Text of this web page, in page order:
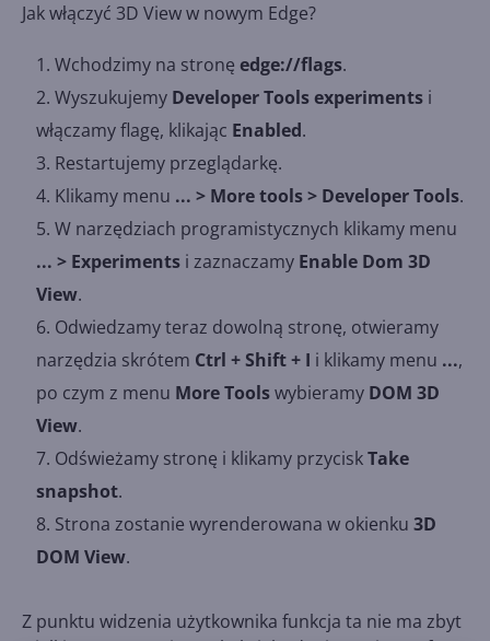
Jak włączyć 3D View w nowym Edge?
Wchodzimy na stronę edge://flags.
Wyszukujemy Developer Tools experiments i
włączamy flagę, klikając Enabled.
Restartujemy przeglądarkę.
Klikamy menu ... > More tools > Developer Tools.
W narzędziach programistycznych klikamy menu
... > Experiments i zaznaczamy Enable Dom 3D
View.
Odwiedzamy teraz dowolną stronę, otwieramy
narzędzia skrótem Ctrl + Shift + I i klikamy menu ...,
po czym z menu More Toolswybieramy DOM 3D
View.
Odświeżamy stronę i klikamy przyciskTake
snapshot.
Strona zostanie wyrenderowana w okienku 3D
DOM View.
Z punktu widzenia użytkownika funkcja ta nie ma zbyt